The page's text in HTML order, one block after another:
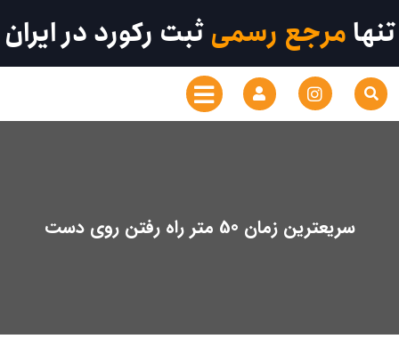
تنهامرجع رسمیثبت رکورد در ایران
سریعترین زمان 50 متر راه رفتن روی دست